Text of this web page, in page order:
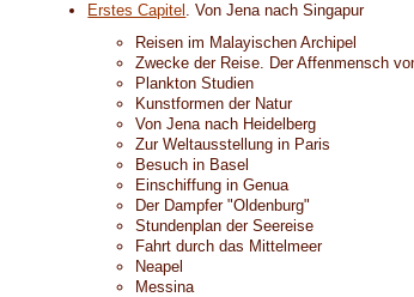
Erstes Capitel . Von Jena nach Singapur
Reisen im Malayischen Archipel
Zwecke der Reise. Der Affenmensch
Plankton Studien
Kunstformen der Natur
Von Jena nach Heidelberg
Zur Weltausstellung in Paris
Besuch in Basel
Einschiffung in Genua
Der Dampfer "Oldenburg"
Stundenplan der Seereise
Fahrt durch das Mittelmeer
Neapel
Messina